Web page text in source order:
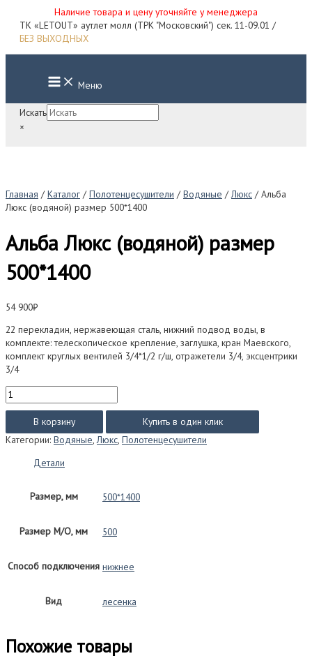
Наличие товара и цену уточняйте у менеджера
Перейти
ТК «LETOUT» аутлет молл (ТРК "Московский") сек. 11-09.01 /
БЕЗ ВЫХОДНЫХ
Main
Menu Меню
Искать
×
Главная / Каталог / Полотенцесушители / Водяные / Люкс / Альба
Люкс (водяной) размер 500*1400
Альба Люкс (водяной) размер
500*1400
54 900₽
22 перекладин, нержавеющая сталь, нижний подвод воды, в
комплекте: телескопическое крепление, заглушка, кран Маевского,
комплект круглых вентилей 3/4*1/2 г/ш, отражетели 3/4, эксцентрики
3/4
Количество
товара
Люкс
(водяной)
размер
500*1400
В корзину
Купить в один клик
Категории: Водяные,Люкс, Полотенцесушители
Детали
Размер, мм 500*1400
Размер М/О, мм 500
Способ подключения нижнее
Вид лесенка
Похожие товары